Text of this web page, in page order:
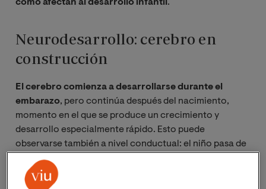
cómo afectan al desarrollo infantil .
Neurodesarrollo: cerebro en
construcción
El cerebro comienza a desarrollarse durante el
embarazo, pero continúa después del nacimiento,
momento en el que se produce un crecimiento y
desarrollo especialmente rápido. Esto puede
observarse también a nivel conductual: el niño pasa de
respuestas simples a responder a los estímulos del
entorno de manera cada vez más elaborada y compleja.